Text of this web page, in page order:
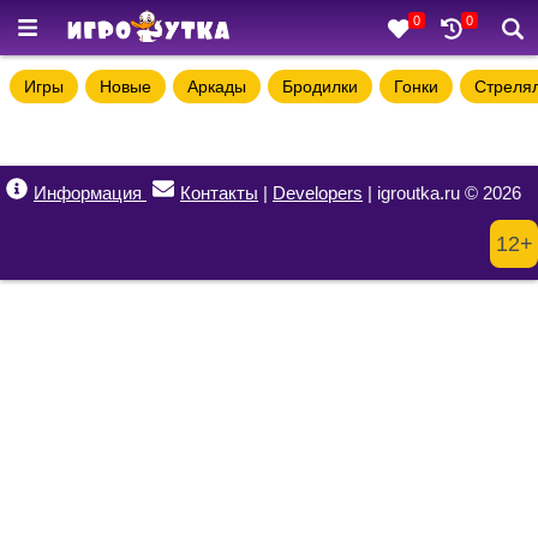
0 0
Игры Новые Аркады Бродилки Гонки
Информация Контакты | Developers | igroutka.ru © 2026
12+